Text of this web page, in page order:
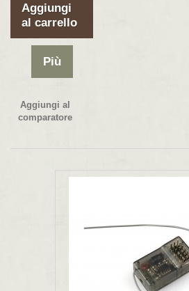
Aggiungi
al carrello
Più
Aggiungi al
comparatore